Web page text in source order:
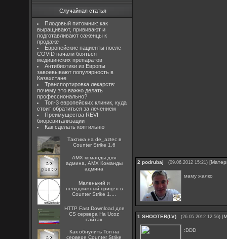
Случайная статья
Плодовый питомник: как
выращивают, прививают и
подготавливают саженцы к
продаже
Европейские пациенты после
COVID начали бояться
медицинских препаратов
Антибиотики из Европы
завоевывают популярность в
Казахстане
Транспортировка лекарств:
почему это важно делать
профессионально?
Топ-3 европейских клиник, куда
стоит обратиться за лечением
Преимущества REVI
биоревитализации
Как сделать коптильню
Тактика на de_aztec в
Counter Strike 1.6
AMX команды для
админа, AMX Команды
админа
Маленький и
неподвижный прицел в
Counter Strike 1....
HTTP Fast Download для
CS сервера На Ucoz
сайтах
Как обнулить Топ на
сервере Counter Strike
2 podrubaj (09.06.2012 15:21) [
маму жалко
1 SHOOTER(LV) (26.05.2012 12:56) [
:DDD